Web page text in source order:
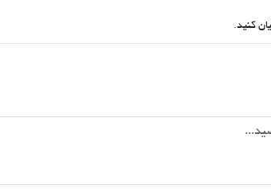
کنید.